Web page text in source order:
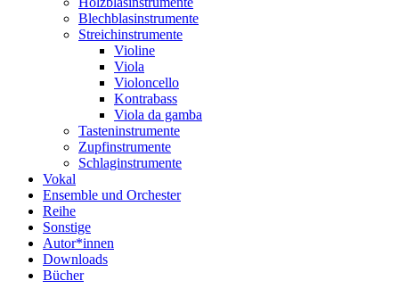
Blechblasinstrumente
Streichinstrumente
Violine
Viola
Violoncello
Kontrabass
Viola da gamba
Tasteninstrumente
Zupfinstrumente
Schlaginstrumente
Vokal
Ensemble und Orchester
Reihe
Sonstige
Autor*innen
Downloads
Bücher